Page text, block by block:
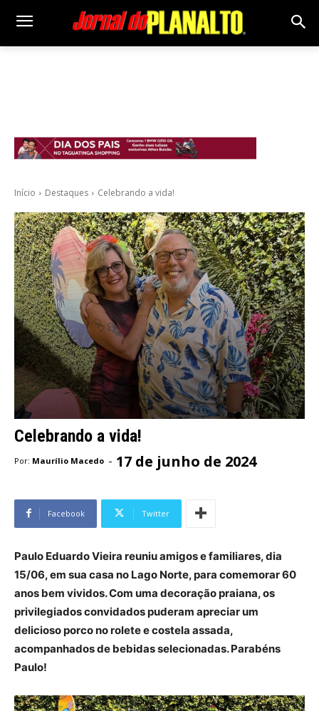
Início Destaques Celebrando a vida!
Celebrando a vida!
Por: Maurílio Macedo - 17 de junho de 2024
Facebook Twitter
Paulo Eduardo Vieira reuniu amigos e familiares, dia
15/06, em sua casa no Lago Norte, para comemorar 60
anos bem vividos. Com uma decoração praiana, os
privilegiados convidados puderam apreciar um
delicioso porco no rolete e costela assada,
acompanhados de bebidas selecionadas. Parabéns
Paulo!